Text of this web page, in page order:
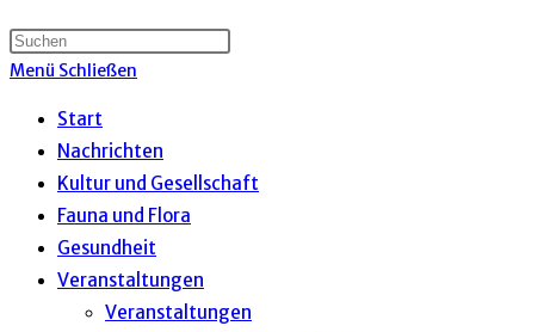
umschalten
Menü Schließen
Start
Nachrichten
Kultur und Gesellschaft
Fauna und Flora
Gesundheit
Veranstaltungen
Veranstaltungen